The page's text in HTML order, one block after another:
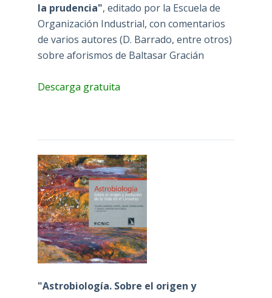
la prudencia", editado por la Escuela de
Organización Industrial, con comentarios
de varios autores (D. Barrado, entre otros)
sobre aforismos de Baltasar Gracián
Descarga gratuita
"Astrobiología. Sobre el origen y